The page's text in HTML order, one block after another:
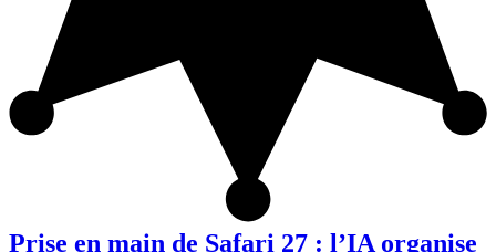
Prise en main de Safari 27 : l’IA organise